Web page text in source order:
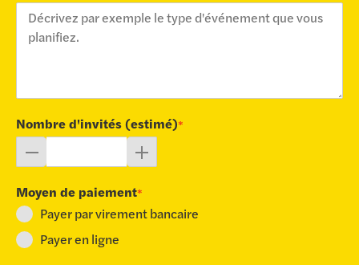
Nombre d'invités (estimé)*
Moyen de paiement*
Payer par virement bancaire
Payer en ligne